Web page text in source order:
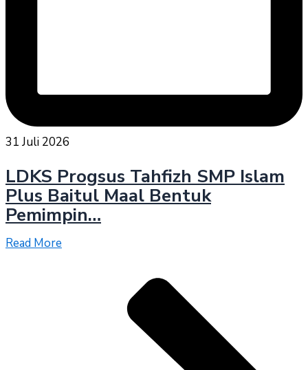
31 Juli 2026
LDKS Progsus Tahfizh SMP Islam
Plus Baitul Maal Bentuk
Pemimpin…
Read More